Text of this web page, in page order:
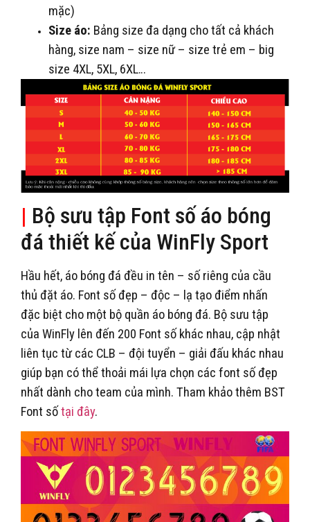
mặc)
Size áo: Bảng size đa dạng cho tất cả khách
hàng, size nam – size nữ – size trẻ em – big
size 4XL, 5XL, 6XL…
| Bộ sưu tập Font số áo bóng
đá thiết kế của WinFly Sport
Hầu hết, áo bóng đá đều in tên – số riêng của cầu
thủ đặt áo. Font số đẹp – độc – lạ tạo điểm nhấn
đặc biệt cho một bộ quần áo bóng đá. Bộ sưu tập
của WinFly lên đến 200 Font số khác nhau, cập nhật
liên tục từ các CLB – đội tuyển – giải đấu khác nhau
giúp bạn có thể thoải mái lựa chọn các font số đẹp
nhất dành cho team của mình. Tham khảo thêm BST
Font sốtại đây.